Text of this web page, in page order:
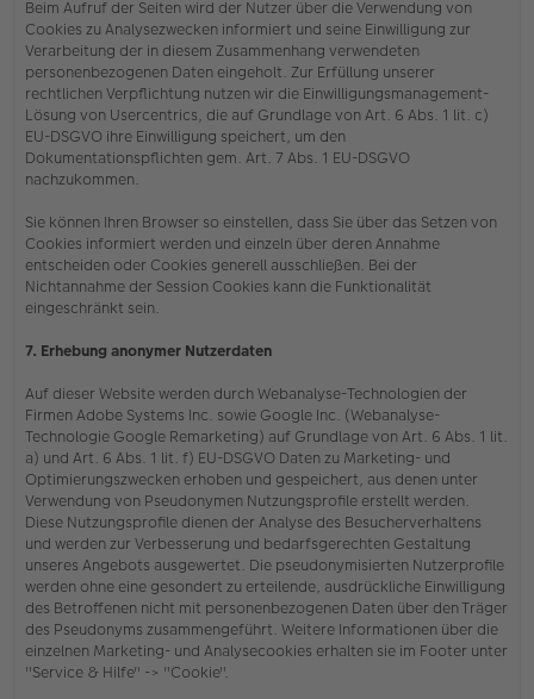
Beim Aufruf der Seiten wird der Nutzer über die Verwendung von
Cookies zu Analysezwecken informiert und seine Einwilligung zur
Verarbeitung der in diesem Zusammenhang verwendeten
personenbezogenen Daten eingeholt. Zur Erfüllung unserer
rechtlichen Verpflichtung nutzen wir die Einwilligungsmanagement-
Lösung von Usercentrics, die auf Grundlage von Art. 6 Abs. 1 lit. c)
EU-DSGVO ihre Einwilligung speichert, um den
Dokumentationspflichten gem. Art. 7 Abs. 1 EU-DSGVO
nachzukommen.
Sie können Ihren Browser so einstellen, dass Sie über das Setzen von
Cookies informiert werden und einzeln über deren Annahme
entscheiden oder Cookies generell ausschließen. Bei der
Nichtannahme der Session Cookies kann die Funktionalität
eingeschränkt sein.
7. Erhebung anonymer Nutzerdaten
Auf dieser Website werden durch Webanalyse-Technologien der
Firmen Adobe Systems Inc. sowie Google Inc. (Webanalyse-
Technologie Google Remarketing) auf Grundlage von Art. 6 Abs. 1 lit.
a) und Art. 6 Abs. 1 lit. f) EU-DSGVO Daten zu Marketing- und
Optimierungszwecken erhoben und gespeichert, aus denen unter
Verwendung von Pseudonymen Nutzungsprofile erstellt werden.
Diese Nutzungsprofile dienen der Analyse des Besucherverhaltens
und werden zur Verbesserung und bedarfsgerechten Gestaltung
unseres Angebots ausgewertet. Die pseudonymisierten Nutzerprofile
werden ohne eine gesondert zu erteilende, ausdrückliche Einwilligung
des Betroffenen nicht mit personenbezogenen Daten über den Träger
des Pseudonyms zusammengeführt. Weitere Informationen über die
einzelnen Marketing- und Analysecookies erhalten sie im Footer unter
"Service & Hilfe" -> "Cookie".